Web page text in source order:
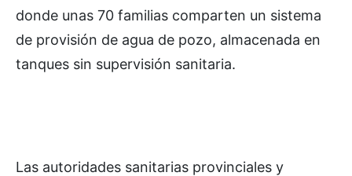
donde unas 70 familias comparten un sistema
de provisión de agua de pozo, almacenada en
tanques sin supervisión sanitaria.
Las autoridades sanitarias provinciales y